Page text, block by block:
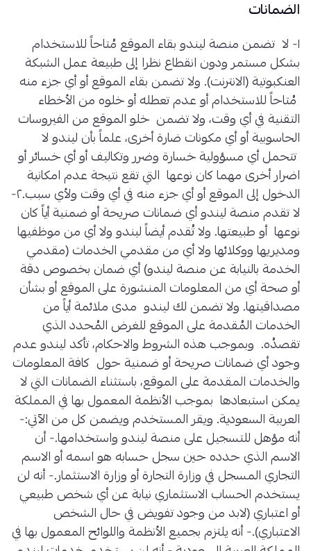
الضمانات
١- لا تضمن منصة ليندو بقاء الموقع مُتاحاً للاستخدام
بشكل مستمر ودون انقطاع نظرا إلى طبيعة عمل الشبكة
العنكبوتية (الانترنت). ولا تضمن بقاء الموقع أو أي جزء منه
مُتاحاً للاستخدام أو عدم تعطله أو خلوه من الأخطاء
التقنية في أي وقت، ولا تضمن خلو الموقع من الفيروسات
الحاسوبية أو أي مكونات ضارة أخرى، علماً بأن ليندو لا
تتحمل أي مسؤولية خسارة وضرر وتكاليف أو أي خسائر أو
اضرار أخرى مهما كان نوعها التي تقع نتيجة عدم امكانية
الدخول إلى الموقع أو أي جزء منه في أي وقت ولأي سبب.٢-
لا تقدم منصة ليندو أي ضمانات صريحة أو ضمنية أياً كان
نوعها أو طبيعتها. ولا تُقدم أيضاً ليندو ولا أي من موظفيها
ومديريها ووكلائها ولا أي من مقدمي الخدمات (مقدمي
الخدمة بالنيابة عن منصة ليندو) أي ضمان بخصوص دقة
أو صحة أي من المعلومات المنشورة على الموقع أو بشأن
مصداقيتها. ولا تضمن لك ليندو مدى ملائمة أياً من
الخدمات المُقدمة على الموقع للغرض المُحدد الذي
تقصدُه. وبموجب هذه الشروط والاحكام، تأكد ليندو عدم
وجود أي ضمانات صريحة أو ضمنية حول كافة المعلومات
والخدمات المقدمة على الموقع، باستثناء الضمانات التي لا
يمكن استبعادها بموجب الأنظمة المعمول بها في المملكة
العربية السعودية. ويقر المستخدم ويضمن كل من الآتي:-
أنه مؤهل للتسجيل على منصة ليندو واستخدامها.- أن
الاسم الذي حدده حين سجل حسابه هو اسمه أو الاسم
التجاري المسجل في وزارة التجارة أو وزارة الاستثمار.- أنه لن
يستخدم الحساب الاستثماري نيابة عن أي شخص طبيعي
أو اعتباري (لابد من وجود تفويض في حال الشخص
الاعتباري).- أنه يلتزم بجميع الأنظمة واللوائح المعمول بها في